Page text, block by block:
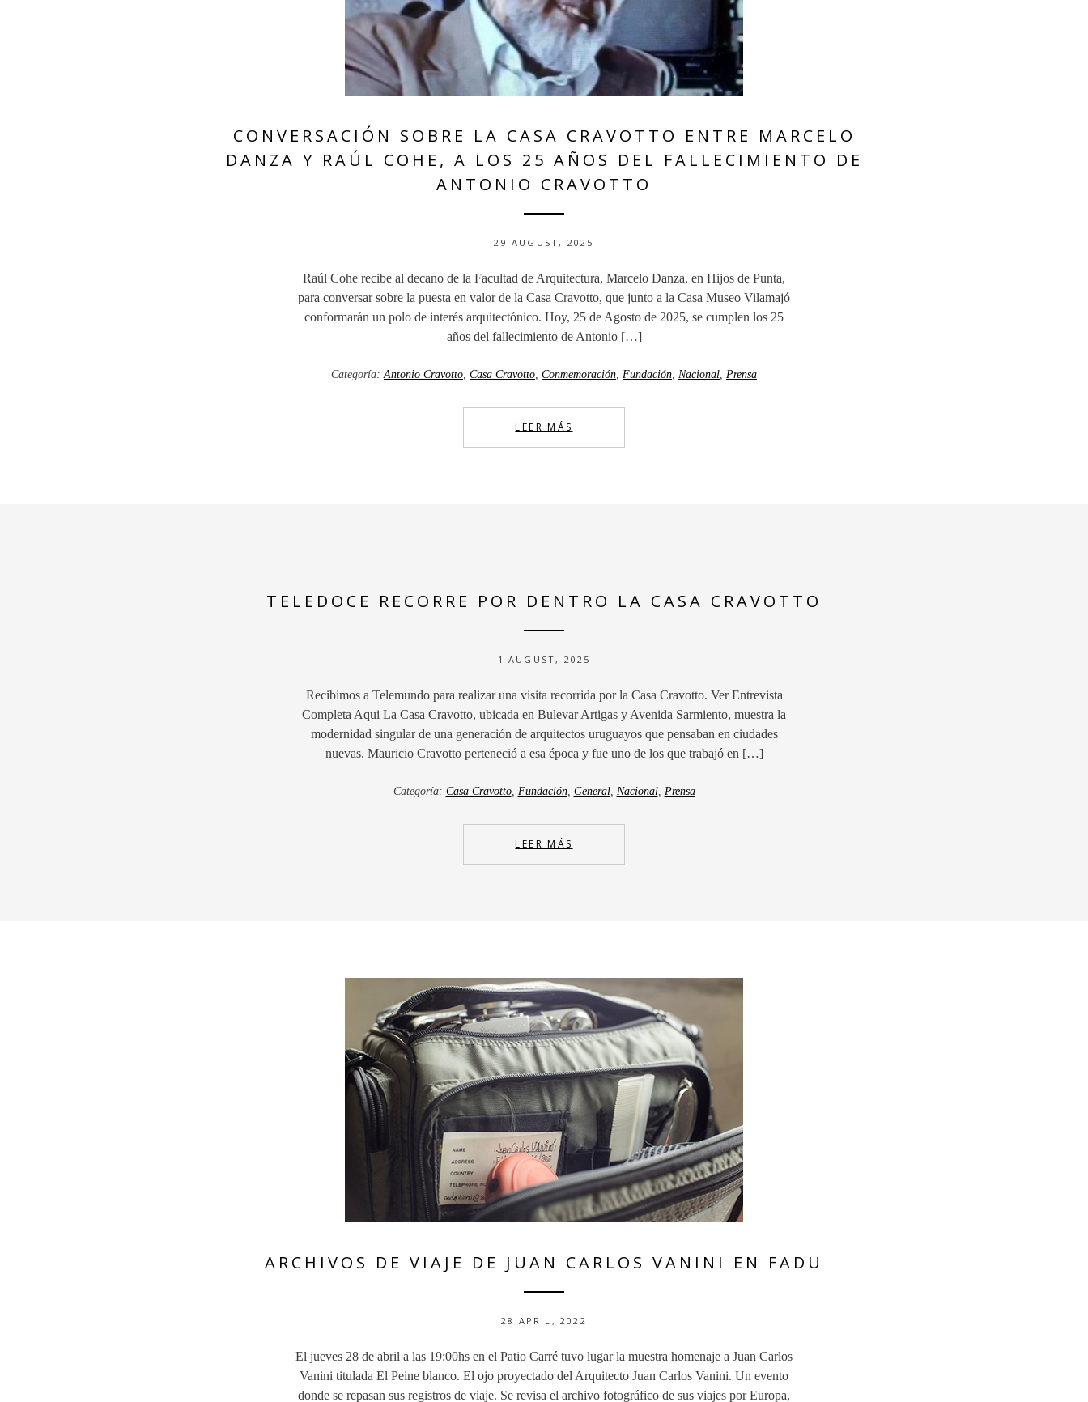
CONVERSACIÓN SOBRE LA CASA CRAVOTTO ENTRE MARCELO
DANZA Y RAÚL COHE, A LOS 25 AÑOS DEL FALLECIMIENTO DE
ANTONIO CRAVOTTO
29 AUGUST, 2025
Raúl Cohe recibe al decano de la Facultad de Arquitectura, Marcelo Danza, en Hijos de Punta,
para conversar sobre la puesta en valor de la Casa Cravotto, que junto a la Casa Museo Vilamajó
conformarán un polo de interés arquitectónico. Hoy, 25 de Agosto de 2025, se cumplen los 25
años del fallecimiento de Antonio […]
Categoría: Antonio Cravotto Casa Cravotto Conmemoración Fundación Nacional Prensa
LEER MÁS
TELEDOCE RECORRE POR DENTRO LA CASA CRAVOTTO
1 AUGUST, 2025
Recibimos a Telemundo para realizar una visita recorrida por la Casa Cravotto. Ver Entrevista
Completa Aqui La Casa Cravotto, ubicada en Bulevar Artigas y Avenida Sarmiento, muestra la
modernidad singular de una generación de arquitectos uruguayos que pensaban en ciudades
nuevas. Mauricio Cravotto perteneció a esa época y fue uno de los que trabajó en […]
Categoría: Casa Cravotto, Fundación, General, Nacional, Prensa
LEER MÁS
ARCHIVOS DE VIAJE DE JUAN CARLOS VANINI EN FADU
28 APRIL, 2022
El jueves 28 de abril a las 19:00hs en el Patio Carré tuvo lugar la muestra homenaje a Juan Carlos
Vanini titulada El Peine blanco. El ojo proyectado del Arquitecto Juan Carlos Vanini. Un evento
donde se repasan sus registros de viaje. Se revisa el archivo fotográfico de sus viajes por Europa,